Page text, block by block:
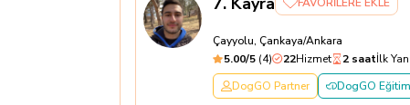
Çayyolu, Çankaya/Ankara
5.00/5 (4) 22Hizmet 2 saatİlk
DogGO Partner
DogGO